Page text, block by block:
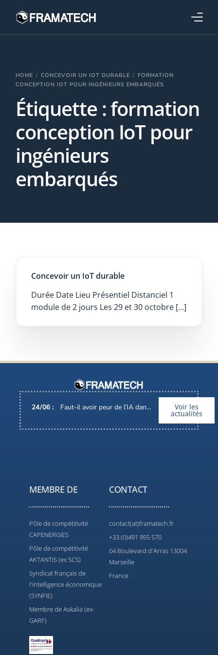
HOME CONCEVOIR UN IOT DURABLE
FORMATION
CONCEPTION IOT POUR INGÉNIEURS EMBARQUÉS
Étiquette :formation
conception IoT pour
ingénieurs
embarqués
Concevoir un IoT durable
Durée Date Lieu Présentiel Distanciel 1
module de 2 jours Les 29 et 30 octobre […]
24/06 : Faut-il avoir peur de l’IA dans nos métiers ? Voir les
actualités
MEMBRE DE
Pôle de compétitivité
CAPENERGIES
Pôle de compétitivité
AKTANTIS (ex SCS)
Syndicat français de
l'intelligence économique
(SYNFIE)
Membre de Askalia (ex-
GARF)
CONTACT
contact(at)framatech.fr
+33 (0)491 955 570
04 Boulevard d'Arras 13004
Marseille
France
Formations
Performance électronique
Stratégies industrielles